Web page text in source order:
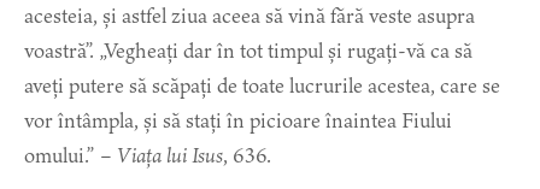
acesteia, și astfel ziua aceea să vină fără veste asupra
voastră”. „Vegheați dar în tot timpul și rugați-vă ca să
aveți putere să scăpați de toate lucrurile acestea, care se
vor întâmpla, și să stați în picioare înaintea Fiului
omului.” – Viața lui Isus, 636.